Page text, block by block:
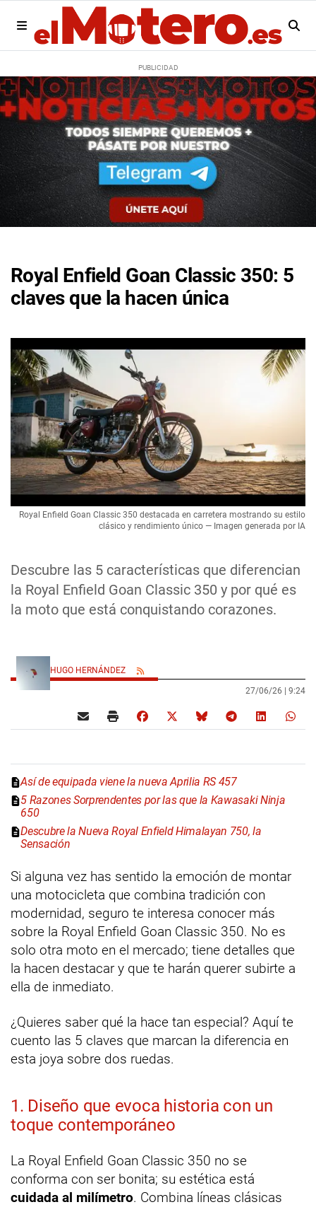
Royal Enfield Goan Classic 350: 5
claves que la hacen única
Descubre las 5 características que diferencian
la Royal Enfield Goan Classic 350 y por qué es
la moto que está conquistando corazones.
Royal Enfield Goan Classic 350 destacada en carretera mostrando su estilo
clásico y rendimiento único — Imagen generada por IA
HUGO HERNÁNDEZ
27/06/26 | 9:24
Así de equipada viene la nueva Aprilia RS 457
5 Razones Sorprendentes por las que la Kawasaki Ninja
650
Descubre la Nueva Royal Enfield Himalayan 750, la
Sensación
Si alguna vez has sentido la emoción de montar
una motocicleta que combina tradición con
modernidad, seguro te interesa conocer más
sobre la Royal Enfield Goan Classic 350. No es
solo otra moto en el mercado; tiene detalles que
la hacen destacar y que te harán querer subirte a
ella de inmediato.
¿Quieres saber qué la hace tan especial? Aquí te
cuento las 5 claves que marcan la diferencia en
esta joya sobre dos ruedas.
1. Diseño que evoca historia con un
toque contemporáneo
La Royal Enfield Goan Classic 350 no se
conforma con ser bonita; su estética está
cuidada al milímetro. Combina líneas clásicas